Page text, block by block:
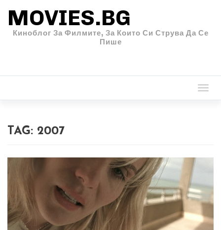
MOVIES.BG
Киноблог За Филмите, За Които Си Струва Да Се
Пише
TAG: 2007